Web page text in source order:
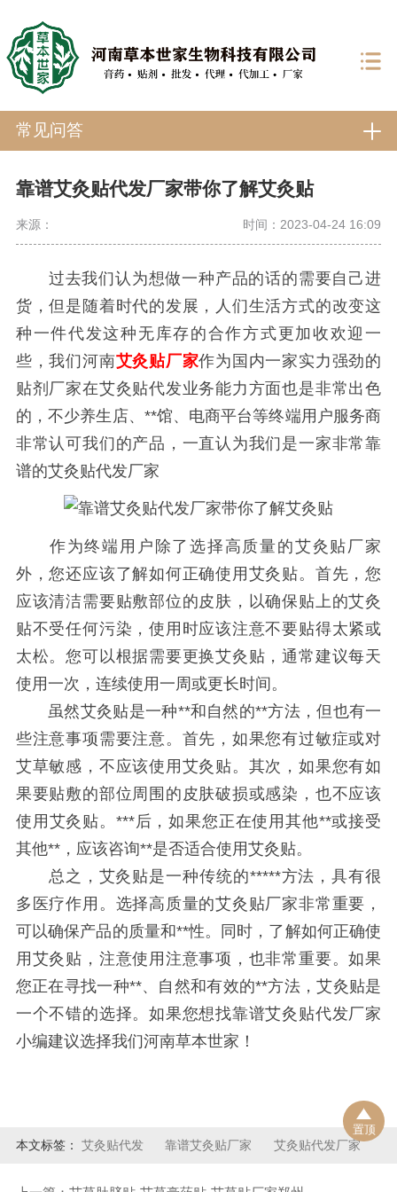
常见问答
靠谱艾灸贴代发厂家带你了解艾灸贴
来源： 时间：2023-04-24 16:09
过去我们认为想做一种产品的话的需要自己进
货，但是随着时代的发展，人们生活方式的改变这
种一件代发这种无库存的合作方式更加收欢迎一
些，我们河南艾灸贴厂家作为国内一家实力强劲的
贴剂厂家在艾灸贴代发业务能力方面也是非常出色
的，不少养生店、**馆、电商平台等终端用户服务商
非常认可我们的产品，一直认为我们是一家非常靠
谱的艾灸贴代发厂家
作为终端用户除了选择高质量的艾灸贴厂家
外，您还应该了解如何正确使用艾灸贴。首先，您
应该清洁需要贴敷部位的皮肤，以确保贴上的艾灸
贴不受任何污染，使用时应该注意不要贴得太紧或
太松。您可以根据需要更换艾灸贴，通常建议每天
使用一次，连续使用一周或更长时间。
虽然艾灸贴是一种**和自然的**方法，但也有一
些注意事项需要注意。首先，如果您有过敏症或对
艾草敏感，不应该使用艾灸贴。其次，如果您有如
果要贴敷的部位周围的皮肤破损或感染，也不应该
使用艾灸贴。***后，如果您正在使用其他**或接受
其他**，应该咨询**是否适合使用艾灸贴。
总之，艾灸贴是一种传统的*****方法，具有很
多医疗作用。选择高质量的艾灸贴厂家非常重要，
可以确保产品的质量和**性。同时，了解如何正确使
用艾灸贴，注意使用注意事项，也非常重要。如果
您正在寻找一种**、自然和有效的**方法，艾灸贴是
一个不错的选择。如果您想找靠谱艾灸贴代发厂家
小编建议选择我们河南草本世家！
本文标签： 艾灸贴代发 靠谱艾灸贴厂家 艾灸贴代发厂家
置顶